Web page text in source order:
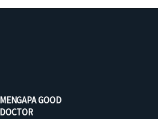
MENGAPA GOOD
DOCTOR